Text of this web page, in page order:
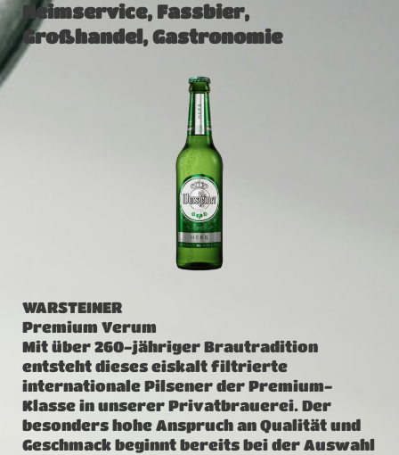
Heimservice, Fassbier,
Großhandel, Gastronomie
WARSTEINER
Premium Verum
Mit über 260-jähriger Brautradition
entsteht dieses eiskalt filtrierte
internationale Pilsener der Premium-
Klasse in unserer Privatbrauerei. Der
besonders hohe Anspruch an Qualität und
Geschmack beginnt bereits bei der Auswahl